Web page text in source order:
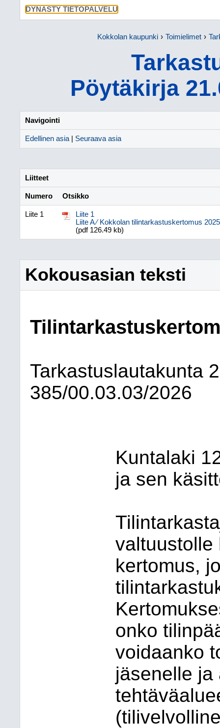
DYNASTY TIETOPALVELU
Kokkolan kaupunki Toimielimet
Pöytäkirja
Navigointi
Edellinen asia Seuraava asia
Liitteet
Numero Otsikko
Liite 1
Liite 1
Liite A ⁄ Kokkolan tilintarkastuskertomus 2025
(pdf 126.49 kb)
Kokousasian teksti
Tarkastuslautakunta
385/00.03.03/2026
Kuntalaki
ja sen
valtuustolle
kertomus,
onko
voidaanko
jäsenelle ja